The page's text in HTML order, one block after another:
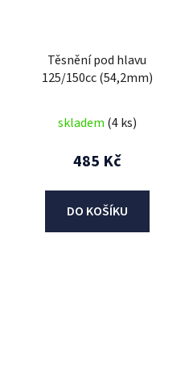
Těsnění pod hlavu
125/150cc (54,2mm)
skladem (4 ks)
485 Kč
DO KOŠÍKU